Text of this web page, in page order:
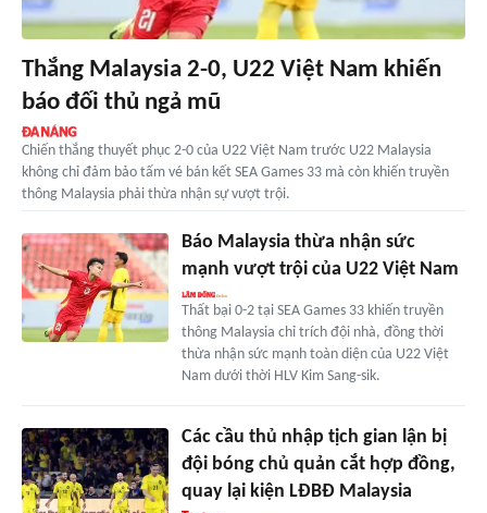
Thắng Malaysia 2-0, U22 Việt Nam khiến
báo đối thủ ngả mũ
Chiến thắng thuyết phục 2-0 của U22 Việt Nam trước U22 Malaysia
không chỉ đảm bảo tấm vé bán kết SEA Games 33 mà còn khiến truyền
thông Malaysia phải thừa nhận sự vượt trội.
Báo Malaysia thừa nhận sức
mạnh vượt trội của U22 Việt Nam
Thất bại 0-2 tại SEA Games 33 khiến truyền
thông Malaysia chỉ trích đội nhà, đồng thời
thừa nhận sức mạnh toàn diện của U22 Việt
Nam dưới thời HLV Kim Sang-sik.
Các cầu thủ nhập tịch gian lận bị
đội bóng chủ quản cắt hợp đồng,
quay lại kiện LĐBĐ Malaysia